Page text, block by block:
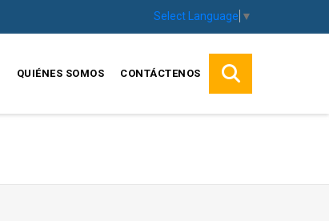
Select Language ▼
QUIÉNES SOMOS CONTÁCTENOS